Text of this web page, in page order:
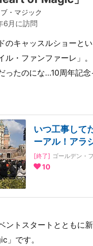
・マジック
6月に訪問
のキャッスルショーと
・ファンファーレ」。
ったのにな…10周年記
いつ工事して
ーアル！アラ
[終了] ゴールデン・
10
ントスタートとともに
」です。